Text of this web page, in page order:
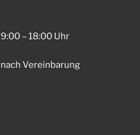
9:00 – 18:00 Uhr
nach Vereinbarung